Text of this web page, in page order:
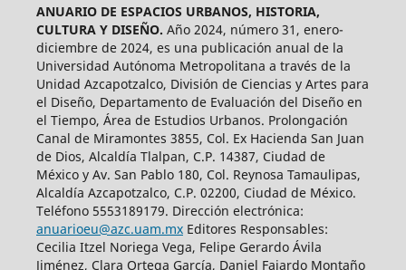
ANUARIO DE ESPACIOS URBANOS, HISTORIA,
CULTURA Y DISEÑO. Año 2024, número 31, enero-
diciembre de 2024, es una publicación anual de la
Universidad Autónoma Metropolitana a través de la
Unidad Azcapotzalco, División de Ciencias y Artes para
el Diseño, Departamento de Evaluación del Diseño en
el Tiempo, Área de Estudios Urbanos. Prolongación
Canal de Miramontes 3855, Col. Ex Hacienda San Juan
de Dios, Alcaldía Tlalpan, C.P. 14387, Ciudad de
México y Av. San Pablo 180, Col. Reynosa Tamaulipas,
Alcaldía Azcapotzalco, C.P. 02200, Ciudad de México.
Teléfono 5553189179. Dirección electrónica:
anuarioeu@azc.uam.mxEditores Responsables:
Cecilia Itzel Noriega Vega, Felipe Gerardo Ávila
Jiménez, Clara Ortega García, Daniel Fajardo Montaño